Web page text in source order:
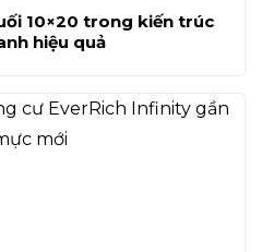
10×20 trong kiến trúc
hiệu quả